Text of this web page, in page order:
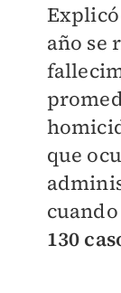
año se
que
cuando
130